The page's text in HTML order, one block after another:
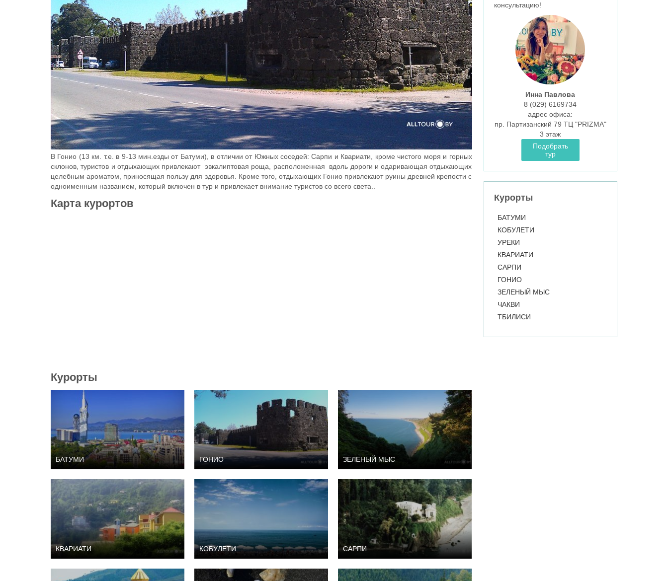
В Гонио (13 км. т.е. в 9-13 мин.езды от Батуми), в отличии от Южных соседей: Сарпи и Квариати, кроме чистого моря и горных
склонов, туристов и отдыхающих привлекают эвкалиптовая роща, расположенная вдоль дороги и одаривающая отдыхающих
целебным ароматом, приносящая пользу для здоровья. Кроме того, отдыхающих Гонио привлекают руины древней крепости с
одноименным названием, который включен в тур и привлекает внимание туристов со всего света..
Карта курортов
Курорты
БАТУМИ ГОНИО ЗЕЛЕНЫЙ МЫС
КВАРИАТИ КОБУЛЕТИ САРПИ
консультацию!
Инна Павлова
8 (029)6169734
aдрес офиса:
пр. Партизанский 79 ТЦ "PRIZMA"
3 этаж
Подобрать
тур
Курорты
БАТУМИ
КОБУЛЕТИ
УРЕКИ
КВАРИАТИ
САРПИ
ГОНИО
ЗЕЛЕНЫЙ МЫС
ЧАКВИ
ТБИЛИСИ